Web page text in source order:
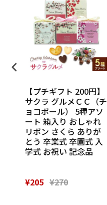
【プチギフト 200円】
サクラ グルメＣＣ（チ
ョコボール） 5種アソ
ート 箱入り おしゃれ
リボン さくら ありが
とう 卒業式 卒園式 入
学式 お祝い 記念品
¥205 ¥270